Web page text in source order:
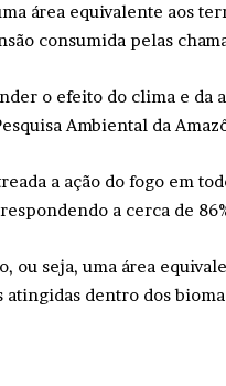
área equivalente aos
consumida pelas
o efeito do clima e
Ambiental da
a ação do fogo em
a cerca de
seja, uma área
dentro dos